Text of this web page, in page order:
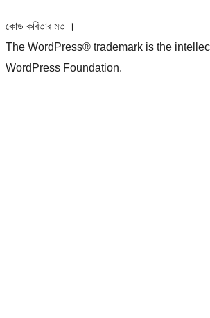
কোড কবিতার মত ।
The WordPress® trademark is the
WordPress Foundation.